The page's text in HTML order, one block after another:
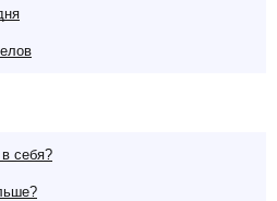
себя?